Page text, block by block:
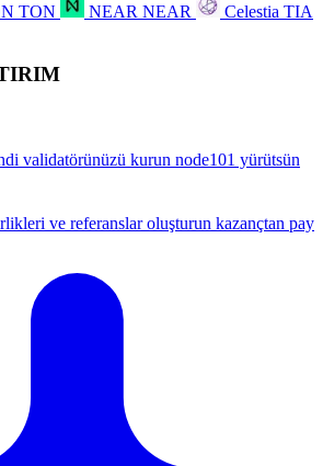
TON NEAR NEAR Celestia TIA
validatörünüzü kurun node101 yürütsün
ve referanslar oluşturun kazançtan pay